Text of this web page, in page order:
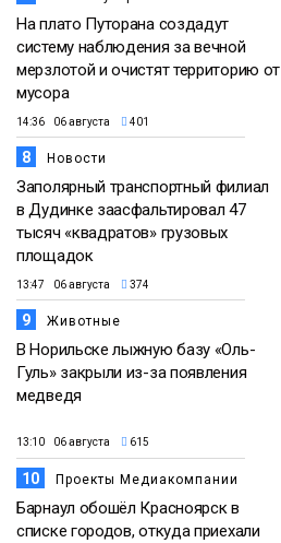
На плато Путорана создадут
систему наблюдения за вечной
мерзлотой и очистят территорию от
мусора
14:36 06 августа 401
8 Новости
Заполярный транспортный филиал
в Дудинке заасфальтировал 47
тысяч «квадратов» грузовых
площадок
13:47 06 августа 374
9 Животные
В Норильске лыжную базу «Оль-
Гуль» закрыли из-за появления
медведя
13:10 06 августа 615
10 Проекты Медиакомпании
Барнаул обошёл Красноярск в
списке городов, откуда приехали